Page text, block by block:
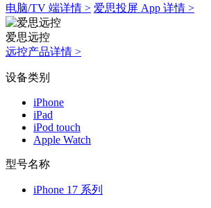
电脑/TV 端详情 > 爱思投屏 App 详情 >
爱思远控
远控产品详情 >
设备类别
iPhone
iPad
iPod touch
Apple Watch
型号名称
iPhone 17 系列